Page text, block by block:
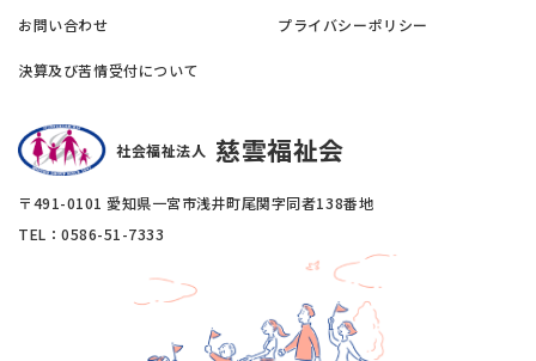
お問い合わせ プライバシーポリシー
決算及び苦情受付について
社会福祉法人 慈雲福祉会
〒491-0101 愛知県一宮市浅井町尾関字同者138番地
TEL：0586-51-7333